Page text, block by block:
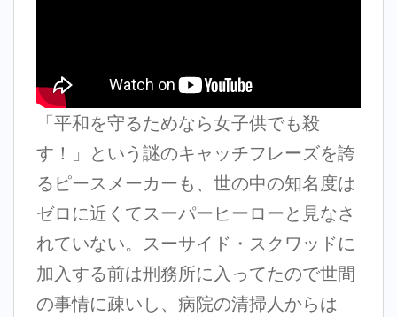
「平和を守るためなら女子供でも殺
す！」という謎のキャッチフレーズを誇
るピースメーカーも、世の中の知名度は
ゼロに近くてスーパーヒーローと見なさ
れていない。スーサイド・スクワッドに
加入する前は刑務所に入ってたので世間
の事情に疎いし、病院の清掃人からは